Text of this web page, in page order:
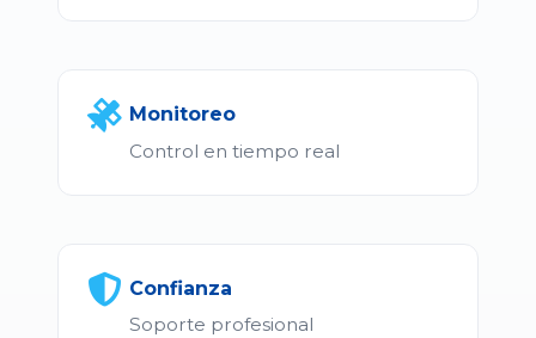
Monitoreo
Control en tiempo real
Confianza
Soporte profesional